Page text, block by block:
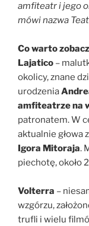
amfiteatr i jego
mówi nazwa
Co warto
Lajatico –
okolicy, znane
urodzenia
amfiteatrze na
patronatem. W
aktualnie głowa
Igora Mitoraja.
piechotę, około
Volterra –
wzgórzu,
trufli i wielu